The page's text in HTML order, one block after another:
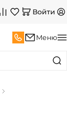
Войти
Меню